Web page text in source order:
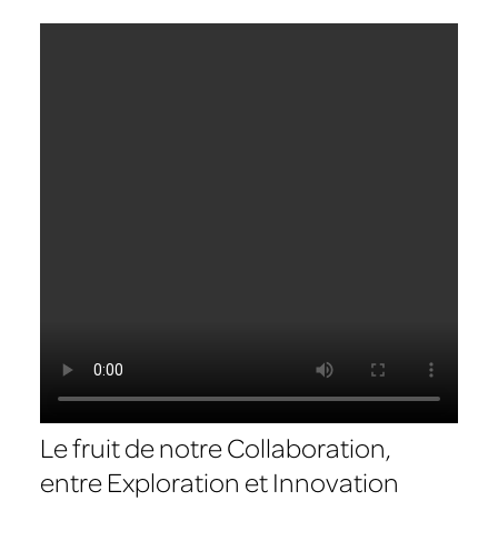
Le fruit de notre Collaboration,
entre Exploration et Innovation